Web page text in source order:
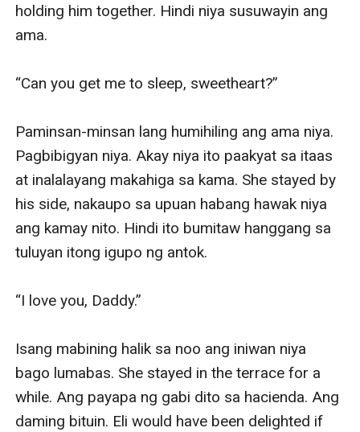
holding him together. Hindi niya susuwayin ang
ama.
“Can you get me to sleep, sweetheart?”
Paminsan-minsan lang humihiling ang ama niya.
Pagbibigyan niya. Akay niya ito paakyat sa itaas
at inalalayang makahiga sa kama. She stayed by
his side, nakaupo sa upuan habang hawak niya
ang kamay nito. Hindi ito bumitaw hanggang sa
tuluyan itong igupo ng antok.
“I love you, Daddy.”
Isang mabining halik sa noo ang iniwan niya
bago lumabas. She stayed in the terrace for a
while. Ang payapa ng gabi dito sa hacienda. Ang
daming bituin. Eli would have been delighted if